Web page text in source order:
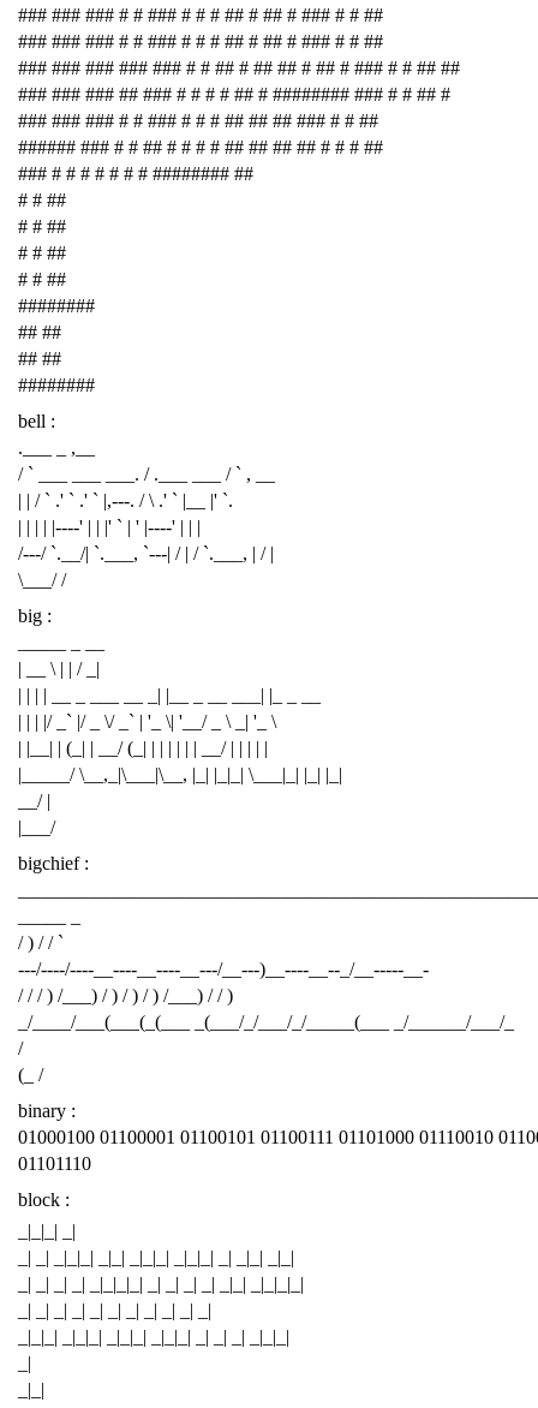
### ### ### # # ### # # # ## # ## # ### # # ##
### ### ### # # ### # # # ## # ## # ### # # ##
### ### ### ### ### # # ## # ## ## # ## # ### # # ## ##
### ### ### ## ### # # # # ## # ######## ### # # ## #
### ### ### # # ### # # # ## ## ## ### # # ##
###### ### # # ## # # # # ## ## ## ## # # # ##
### # # # # # # # ######## ##
# # ##
# # ##
# # ##
# # ##
########
## ##
## ##
########
bell :
.___ _ ,__
/ ` ___ ___ ___. / .___ ___ / ` , __
| | / ` .' ` .' ` |,---. / \ .' ` |__ |' `.
| | | | |----' | | |' ` | ' |----' | | |
/---/ `.__/| `.___, `---| / | / `.___, | / |
\___/ /
big :
| __ \ | | / _|
| | | | __ _ ___ __ _| |__ _ __ ___| |_ _ __
| | | |/ _` |/ _ \/ _` | '_ \| '__/ _ \ _| '_ \
| |__| | (_| | __/ (_| | | | | | | __/ | | | | |
|_____/ \__,_|\___|\__, |_| |_|_| \___|_| |_| |_|
__/ |
|___/
bigchief :
/ ) / / `
---/----/----__----__----__---/__---)__----__--_/__-----__-
/ / / ) /___) / ) / ) / ) /___) / / )
_/____/___(___(_(___ _(___/_/___/_/_____(___ _/______/___/_
/
(_ /
binary :
01000100 01100001 01100101 01100111 01101000 01110010
01101110
block :
_|_|_| _|
_| _| _|_|_| _|_| _|_|_| _|_|_| _| _|_| _|_|
_| _| _| _| _|_|_|_| _| _| _| _| _|_| _|_|_|_|
_| _| _| _| _| _| _| _| _| _| _|
_|_|_| _|_|_| _|_|_| _|_|_| _| _| _| _|_|_|
_|
_|_|